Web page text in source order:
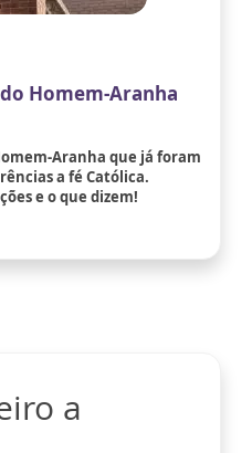
Homem-Aranha
Aranha que já foram
a fé Católica.
e o que dizem!
a